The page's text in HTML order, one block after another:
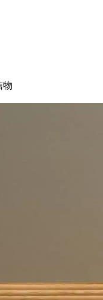
物